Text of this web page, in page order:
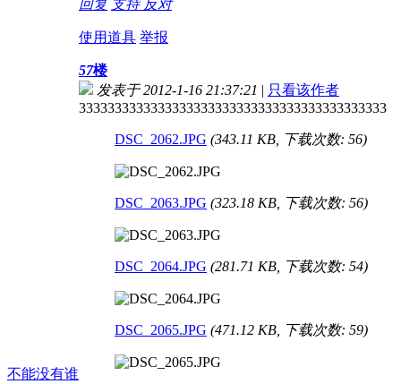
回复 支持 反对
使用道具 举报
不能没有谁
57楼
发表于 2012-1-16 21:37:21 | 只看该作者
3333333333333333333333333333333333333333333
DSC_2062.JPG (343.11 KB, 下载次数: 56)
DSC_2063.JPG (323.18 KB, 下载次数: 56)
DSC_2064.JPG (281.71 KB, 下载次数: 54)
DSC_2065.JPG (471.12 KB, 下载次数: 59)